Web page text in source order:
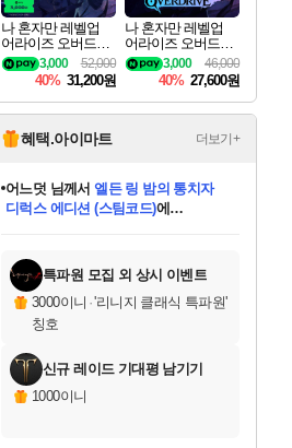
나 혼자만 레벨업
어라이즈 오버드라
이브 디럭스 에디션
Solo Leveling Arise
Overdrive Deluxe Edi
tion
52,000
3,000
40% 31,200원
나 혼자만 레벨업
어라이즈 오버드라
이브 Solo Leveling A
rise
46,000
3,000
40% 27,600원
혜택.아이마트 더보기+
당첨되셨습니다.
당첨되셨습니다.
어느덧 님께서엘든 링 밤의 통치자
디럭스 에디션 (스팀코드)에
당첨되셨습니다.
에디션 (스팀코드)를 교환.
당첨되셨습니다.
당첨되셨습니다.
당첨되셨습니다.
당첨되셨습니다.
특파원 모집 외 상시 이벤트
3000이니 ·'리니지 클래식 특파원'
칭호
신규 레이드 기대평 남기기
1000이니